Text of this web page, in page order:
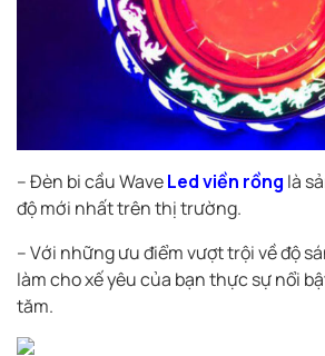
– Đèn bi cầu WaveLed viền rồng là
độ mới nhất trên thị trường.
– Với những ưu điểm vượt trội về độ
làm cho xế yêu của bạn thực sự nổi
tăm.